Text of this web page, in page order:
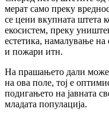
мерат само преку
се цени вкупната штета
екосистем, преку
естетика, намалување
и пожари итн.
На прашањето дали може
на ова поле, тој е
подигањето на јавната
младата популација.